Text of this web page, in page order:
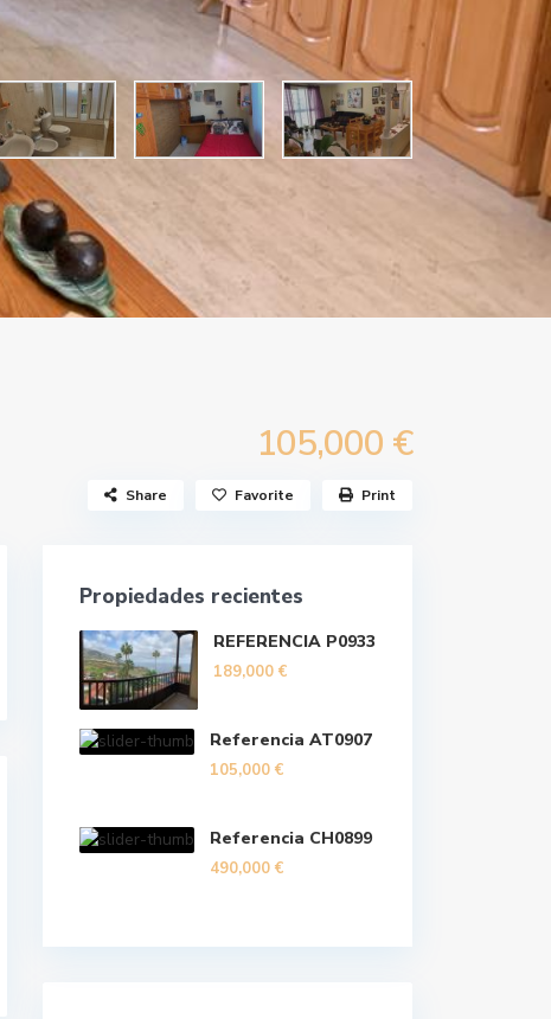
105,000 €
Share Favorite Print
Propiedades recientes
REFERENCIA P0933
189,000 €
Referencia AT0907
105,000 €
Referencia CH0899
490,000 €